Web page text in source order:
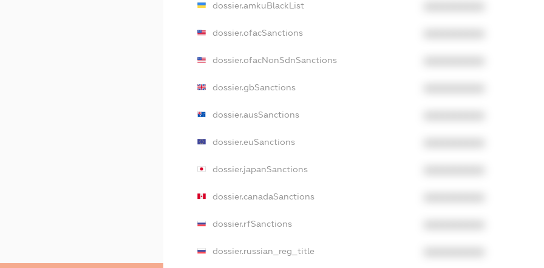
dossier.amkuBlackList
dossier.ofacSanctions
dossier.ofacNonSdnSanctions
dossier.gbSanctions
dossier.ausSanctions
dossier.euSanctions
dossier.japanSanctions
dossier.canadaSanctions
dossier.rfSanctions
dossier.russian_reg_title